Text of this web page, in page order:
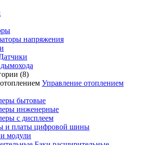
напряжения
(8)
Управление отоплением
бытовые
инженерные
с дисплеем
и платы цифровой шины
модули